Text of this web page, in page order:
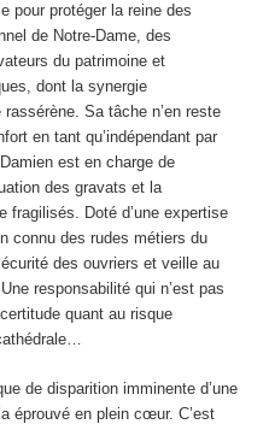
pour protéger la reine des
de Notre-Dame, des
du patrimoine et
dont la synergie
Sa tâche n’en reste
en tant qu’indépendant par
est en charge de
des gravats et la
fragilisés. Doté d’une expertise
connu des rudes métiers du
des ouvriers et veille au
responsabilité qui n’est pas
quant au risque
de disparition imminente d’une
éprouvé en plein cœur. C’est